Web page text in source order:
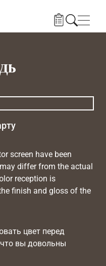
screen have been
differ from the actual
reception is
finish and gloss of the
цвет перед
вы довольны